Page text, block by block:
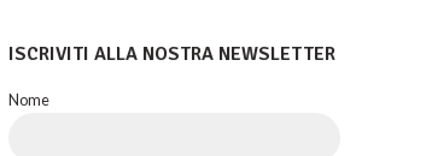
ISCRIVITI ALLA NOSTRA NEWSLETTER
Nome